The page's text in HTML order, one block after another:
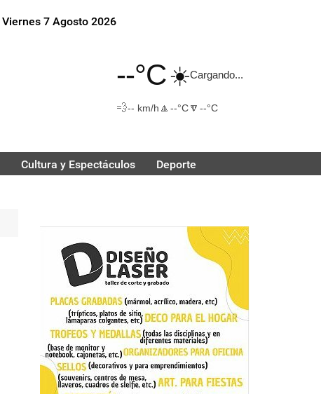
Viernes 7 Agosto 2026
--°C☀️Cargando...
💨-- km/h 🔼 --°C🔽 --°C
Cultura y Espectáculos Deporte